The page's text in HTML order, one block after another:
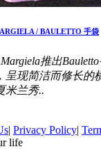
/ BAULETTO 手袋
Margiela推出
呈现简洁而修长的
米兰秀..
| Privacy Policy|
life